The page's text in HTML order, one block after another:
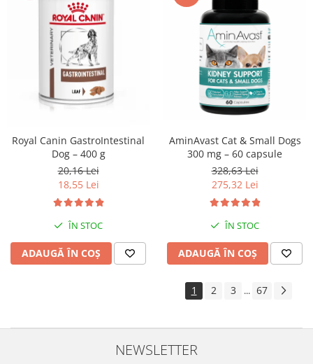
Royal Canin GastroIntestinal
Dog – 400 g
20,16 Lei
18,55 Lei
ÎN STOC
ADAUGĂ ÎN COȘ
AminAvast Cat & Small Dogs
300 mg – 60 capsule
328,63 Lei
275,32 Lei
ÎN STOC
ADAUGĂ ÎN COȘ
1 2 3 ... 67
NEWSLETTER